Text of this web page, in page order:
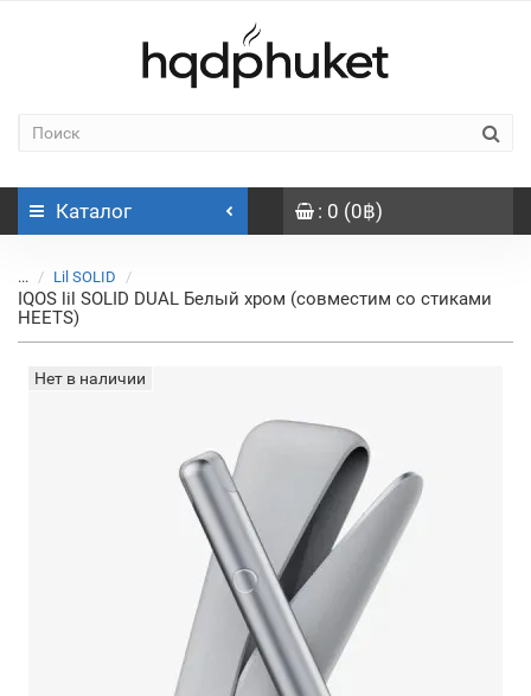
Каталог : 0 (0฿)
... Lil SOLID
IQOS lil SOLID DUAL Белый хром (совместим со стиками
HEETS)
Нет в наличии